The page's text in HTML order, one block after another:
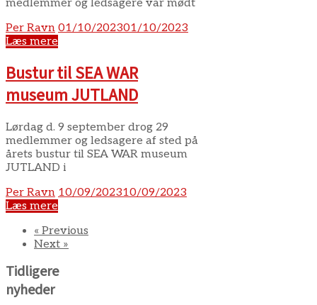
medlemmer og ledsagere var mødt
Per Ravn 01/10/202301/10/2023
Læs mere
Bustur til SEA WAR
museum JUTLAND
Lørdag d. 9 september drog 29
medlemmer og ledsagere af sted på
årets bustur til SEA WAR museum
JUTLAND i
Per Ravn 10/09/202310/09/2023
Læs mere
« Previous
Next »
Tidligere
nyheder